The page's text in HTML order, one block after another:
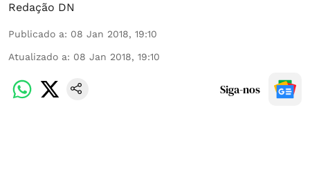
Redação DN
Publicado a: 08 Jan 2018, 19:10
Atualizado a: 08 Jan 2018, 19:10
Siga-nos